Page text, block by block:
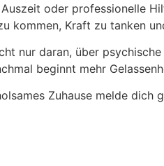
oder professionelle
kommen, Kraft zu tanken
nur daran, über
beginnt mehr
Zuhause melde dich